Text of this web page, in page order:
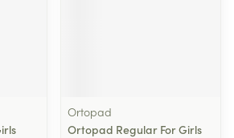
Ortopad
Ortopad Regular For Girls